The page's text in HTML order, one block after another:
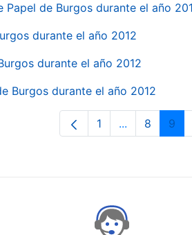
de Burgos durante el año
durante el año 2012
durante el año 2012
Burgos durante el año 2012
Orrialdea
1 ...Intermediate
8 9